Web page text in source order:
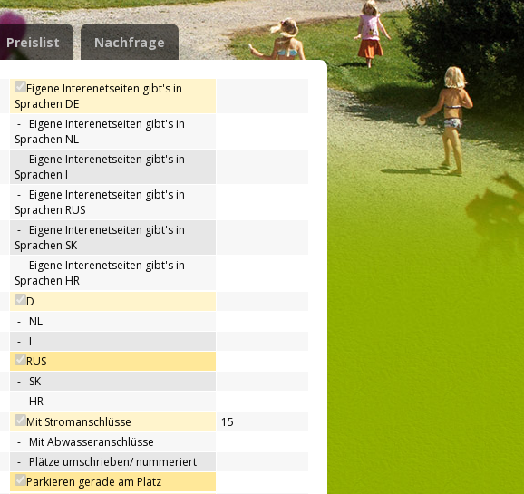
Preislist Nachfrage
Eigene Interenetseiten gibt's in
Sprachen DE
- Eigene Interenetseiten gibt's in
Sprachen NL
- Eigene Interenetseiten gibt's in
Sprachen I
- Eigene Interenetseiten gibt's in
Sprachen RUS
- Eigene Interenetseiten gibt's in
Sprachen SK
- Eigene Interenetseiten gibt's in
Sprachen HR
D
- NL
- I
RUS
- SK
- HR
Mit Stromanschlüsse
15
- Mit Abwasseranschlüsse
- Plätze umschrieben/ nummeriert
Parkieren gerade am Platz